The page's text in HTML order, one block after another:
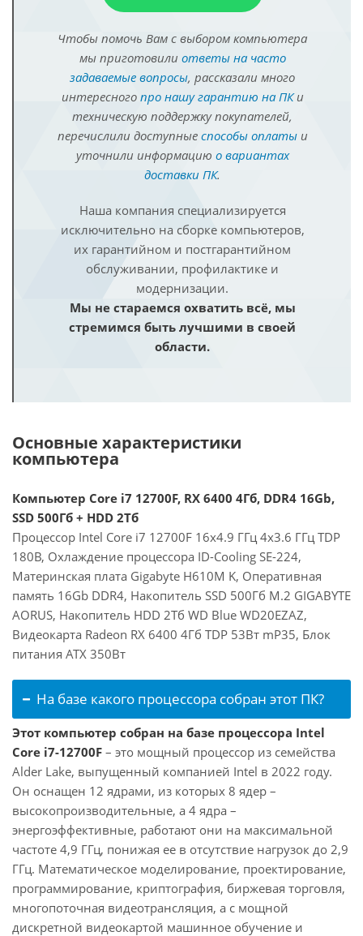
Чтобы помочь Вам с выбором компьютера
мы приготовили ответы на часто
задаваемые вопросы, рассказали много
интересного про нашу гарантию на ПКи
техническую поддержку покупателей,
перечислили доступные способы оплатыи
уточнили информацию о вариантах
доставки ПК.
Наша компания специализируется
исключительно на сборке компьютеров,
их гарантийном и постгарантийном
обслуживании, профилактике и
модернизации.
Мы не стараемся охватить всё, мы
стремимся быть лучшими в своей
области.
Основные характеристики
компьютера
Компьютер Core i7 12700F, RX 6400 4Гб, DDR4 16Gb,
SSD 500Гб + HDD 2Тб
Процессор Intel Core i7 12700F 16x4.9 ГГц 4x3.6 ГГц TDP
180В, Охлаждение процессора ID-Cooling SE-224,
Материнская плата Gigabyte H610M K, Оперативная
память 16Gb DDR4, Накопитель SSD 500Гб M.2 GIGABYTE
AORUS, Накопитель HDD 2Тб WD Blue WD20EZAZ,
Видеокарта Radeon RX 6400 4Гб TDP 53Вт mP35, Блок
питания ATX 350Вт
На базе какого процессора собран этот ПК?
Этот компьютер собран на базе процессора Intel
Core i7-12700F – это мощный процессор из семейства
Alder Lake, выпущенный компанией Intel в 2022 году.
Он оснащен 12 ядрами, из которых 8 ядер –
высокопроизводительные, а 4 ядра –
энергоэффективные, работают они на максимальной
частоте 4,9 ГГц, понижая ее в отсутствие нагрузок до 2,9
ГГц. Математическое моделирование, проектирование,
программирование, криптография, биржевая торговля,
многопоточная видеотрансляция, а с мощной
дискретной видеокартой машинное обучение и